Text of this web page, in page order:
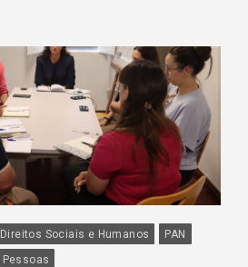
Direitos Sociais e Humanos
PAN
Pessoas